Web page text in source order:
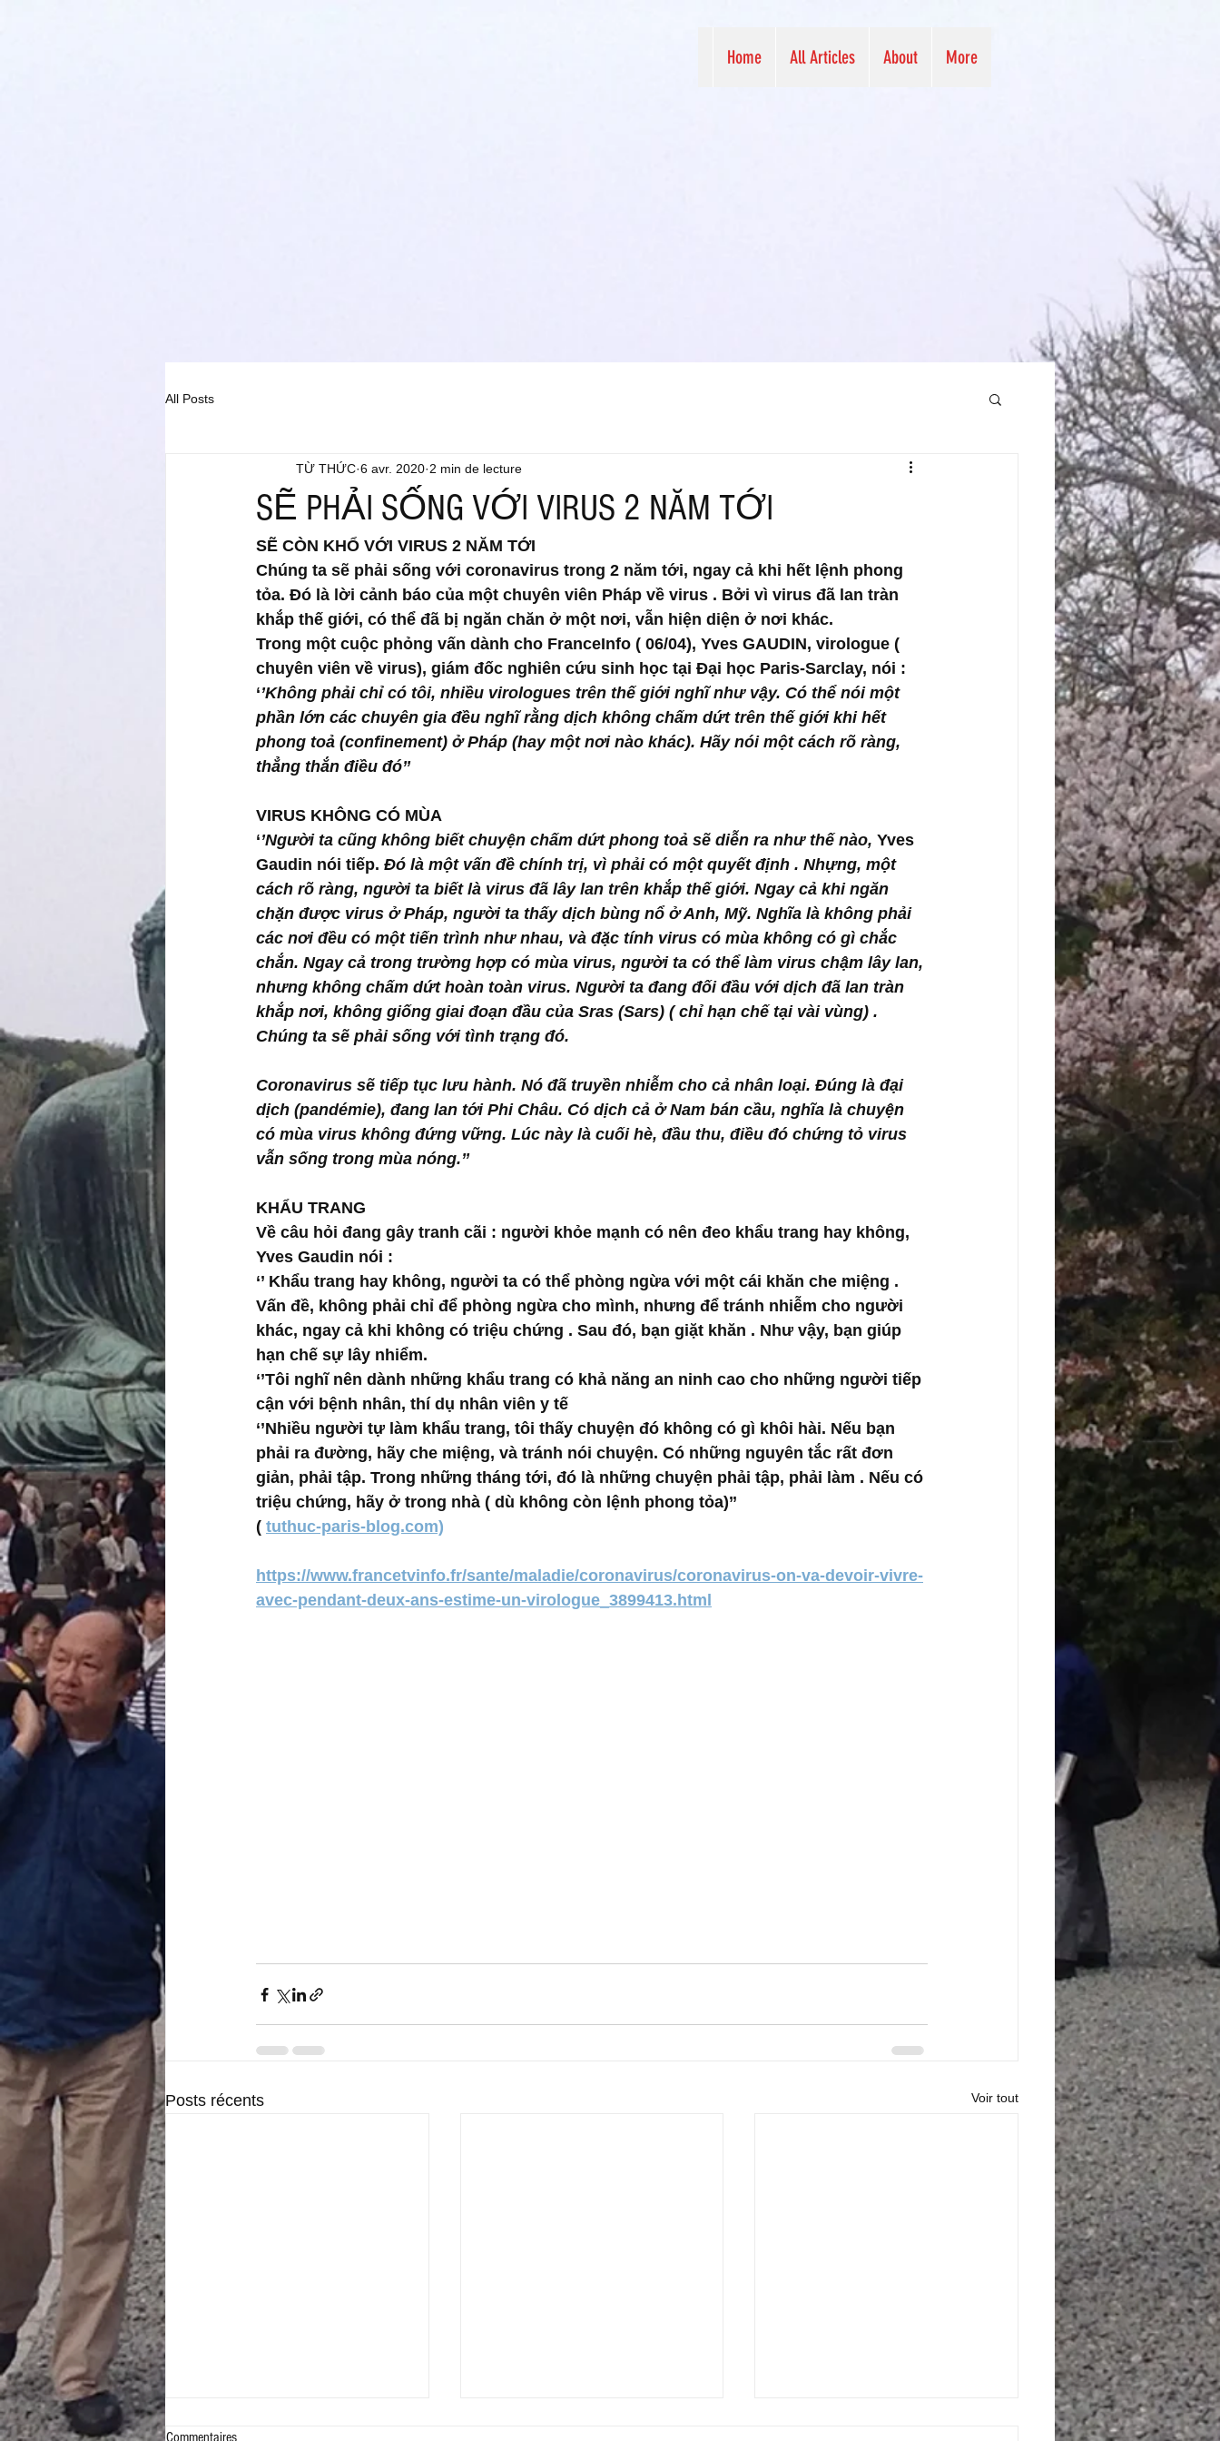
Home All Articles About More
All Posts
SẼ PHẢI SỐNG VỚI VIRUS 2 NĂM TỚI
TỪ THỨC 6 avr. 2020 2 min de lecture
SẼ CÒN KHỔ VỚI VIRUS 2 NĂM TỚI
Chúng ta sẽ phải sống với coronavirus trong 2 năm tới, ngay cả khi hết lệnh phong
tỏa. Đó là lời cảnh báo của một chuyên viên Pháp về virus . Bởi vì virus đã lan tràn
khắp thế giới, có thể đã bị ngăn chăn ở một nơi, vẫn hiện diện ở nơi khác.
Trong một cuộc phỏng vấn dành cho FranceInfo ( 06/04), Yves GAUDIN, virologue (
chuyên viên về virus), giám đốc nghiên cứu sinh học tại Đại học Paris-Sarclay, nói :
‘’Không phải chỉ có tôi, nhiều virologues trên thế giới nghĩ như vậy. Có thể nói một
phần lớn các chuyên gia đều nghĩ rằng dịch không chấm dứt trên thế giới khi hết
phong toả (confinement) ở Pháp (hay một nơi nào khác). Hãy nói một cách rõ ràng,
thẳng thắn điều đó’’
VIRUS KHÔNG CÓ MÙA
‘’Người ta cũng không biết chuyện chấm dứt phong toả sẽ diễn ra như thế nào, Yves
Gaudin nói tiếp. Đó là một vấn đề chính trị, vì phải có một quyết định . Nhựng, một
cách rõ ràng, người ta biết là virus đã lây lan trên khắp thế giới. Ngay cả khi ngăn
chặn được virus ở Pháp, người ta thấy dịch bùng nổ ở Anh, Mỹ. Nghĩa là không phải
các nơi đều có một tiến trình như nhau, và đặc tính virus có mùa không có gì chắc
chắn. Ngay cả trong trường hợp có mùa virus, người ta có thể làm virus chậm lây lan,
nhưng không chấm dứt hoàn toàn virus. Người ta đang đối đầu với dịch đã lan tràn
khắp nơi, không giống giai đoạn đầu của Sras (Sars) ( chỉ hạn chế tại vài vùng) .
Chúng ta sẽ phải sống với tình trạng đó.
Coronavirus sẽ tiếp tục lưu hành. Nó đã truyền nhiễm cho cả nhân loại. Đúng là đại
dịch (pandémie), đang lan tới Phi Châu. Có dịch cả ở Nam bán cầu, nghĩa là chuyện
có mùa virus không đứng vững. Lúc này là cuối hè, đầu thu, điều đó chứng tỏ virus
vẫn sống trong mùa nóng.’’
KHẨU TRANG
Về câu hỏi đang gây tranh cãi : người khỏe mạnh có nên đeo khẩu trang hay không,
Yves Gaudin nói :
‘’ Khẩu trang hay không, người ta có thể phòng ngừa với một cái khăn che miệng .
Vấn đề, không phải chỉ để phòng ngừa cho mình, nhưng để tránh nhiễm cho người
khác, ngay cả khi không có triệu chứng . Sau đó, bạn giặt khăn . Như vậy, bạn giúp
hạn chế sự lây nhiểm.
‘’Tôi nghĩ nên dành những khẩu trang có khả năng an ninh cao cho những người tiếp
cận với bệnh nhân, thí dụ nhân viên y tế
‘’Nhiều người tự làm khẩu trang, tôi thấy chuyện đó không có gì khôi hài. Nếu bạn
phải ra đường, hãy che miệng, và tránh nói chuyện. Có những nguyên tắc rất đơn
giản, phải tập. Trong những tháng tới, đó là những chuyện phải tập, phải làm . Nếu có
triệu chứng, hãy ở trong nhà ( dù không còn lệnh phong tỏa)’’
( tuthuc-paris-blog.com)
https://www.francetvinfo.fr/sante/maladie/coronavirus/coronavirus-on-va-devoir-vivre-
avec-pendant-deux-ans-estime-un-virologue_3899413.html
Posts récents Voir tout
Commentaires